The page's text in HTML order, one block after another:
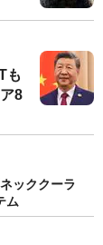
も
8
ッククーラ
ム